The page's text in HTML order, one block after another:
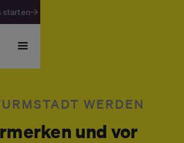
starten
WERDEN
und vor